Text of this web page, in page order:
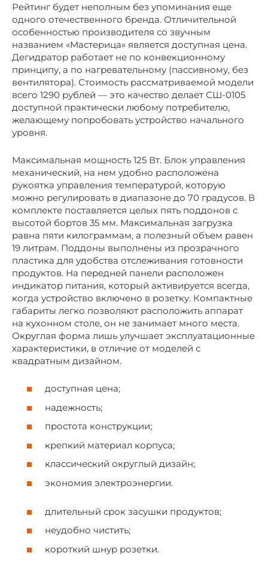
Рейтинг будет неполным без упоминания еще
одного отечественного бренда. Отличительной
особенностью производителя со звучным
названием «Мастерица» является доступная цена.
Дегидратор работает не по конвекционному
принципу, а по нагревательному (пассивному, без
вентилятора). Стоимость рассматриваемой модели
всего 1290 рублей — это качество делает СШ-0105
доступной практически любому потребителю,
желающему попробовать устройство начального
уровня.
Максимальная мощность 125 Вт. Блок управления
механический, на нем удобно расположена
рукоятка управления температурой, которую
можно регулировать в диапазоне до 70 градусов. В
комплекте поставляется целых пять поддонов с
высотой бортов 35 мм. Максимальная загрузка
равна пяти килограммам, а полезный объем равен
19 литрам. Поддоны выполнены из прозрачного
пластика для удобства отслеживания готовности
продуктов. На передней панели расположен
индикатор питания, который активируется всегда,
когда устройство включено в розетку. Компактные
габариты легко позволяют расположить аппарат
на кухонном столе, он не занимает много места.
Округлая форма лишь улучшает эксплуатационные
характеристики, в отличие от моделей с
квадратным дизайном.
доступная цена;
надежность;
простота конструкции;
крепкий материал корпуса;
классический округлый дизайн;
экономия электроэнергии.
длительный срок засушки продуктов;
неудобно чистить;
короткий шнур розетки.